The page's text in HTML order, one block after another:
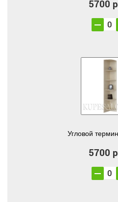
5700
Угловой
5700